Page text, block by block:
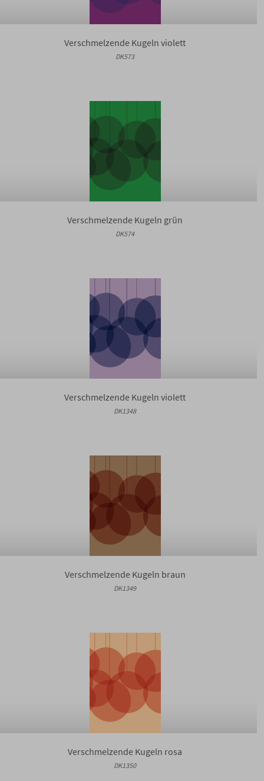
Verschmelzende Kugeln violett
DK573
Verschmelzende Kugeln grün
DK574
Verschmelzende Kugeln violett
DK1348
Verschmelzende Kugeln braun
DK1349
Verschmelzende Kugeln rosa
DK1350